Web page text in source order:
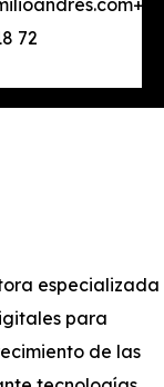
+34
72
especializada
para
de las